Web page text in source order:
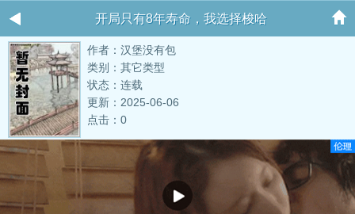
开局只有8年寿命，我选择梭哈
作者：汉堡没有包
类别：其它类型
状态：连载
更新：2025-06-06
点击：0